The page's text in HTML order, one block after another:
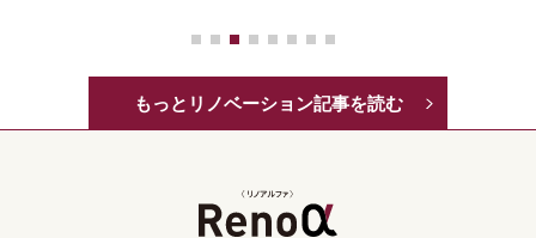
もっとリノベーション記事を読む